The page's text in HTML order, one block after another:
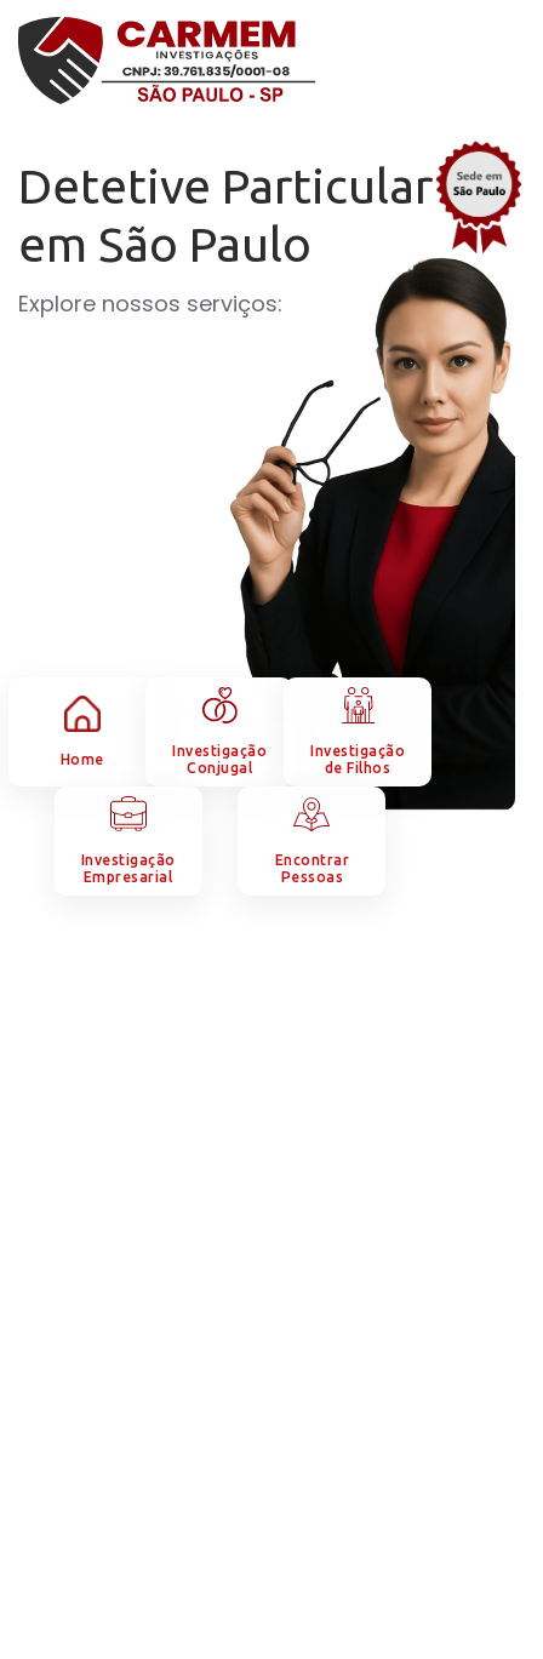
Detetive Particular
em São Paulo
Explore nossos serviços:
Home
Investigação
Conjugal
Investigação
de Filhos
Investigação
Empresarial
Encontrar
Pessoas